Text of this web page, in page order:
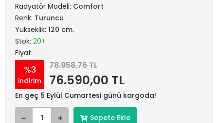
Radyatör Modeli: Comfort
Renk: Turuncu
Yükseklik: 120 cm.
Stok: 20+
Fiyat
%3
indirim
78.958,76 TL
76.590,00 TL
En geç 5 Eylül Cumartesi günü kargoda!
Sepete Ekle